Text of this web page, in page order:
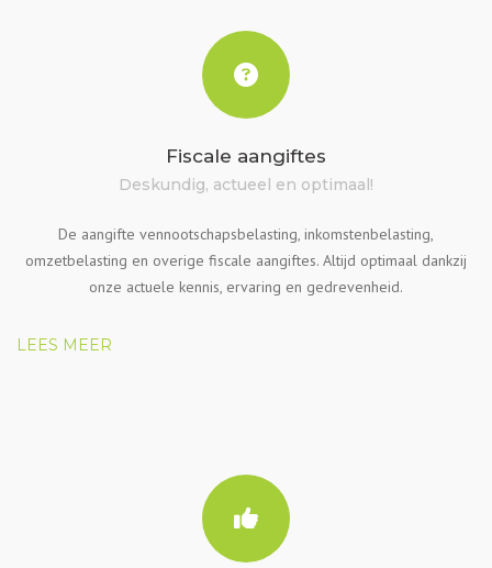
Fiscale aangiftes
Deskundig, actueel en optimaal!
De aangifte vennootschapsbelasting, inkomstenbelasting,
omzetbelasting en overige fiscale aangiftes. Altijd optimaal dankzij
onze actuele kennis, ervaring en gedrevenheid.
LEES MEER